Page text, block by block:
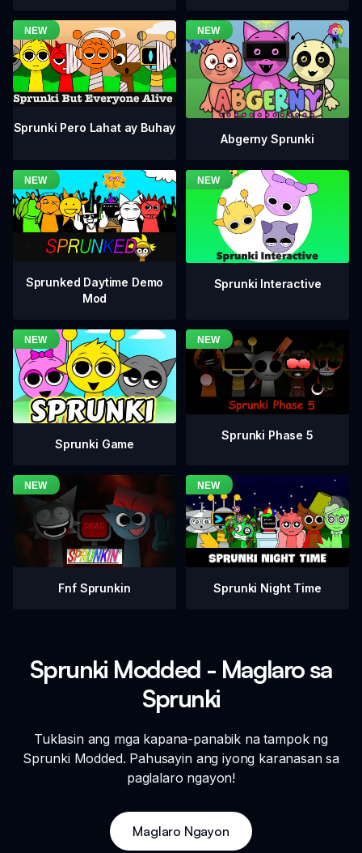
Sprunki Pero Lahat ay Buhay
Abgerny Sprunki
Sprunked Daytime Demo
Mod
Sprunki Interactive
Sprunki Game
Sprunki Phase 5
Fnf Sprunkin Sprunki Night Time
Sprunki Modded - Maglaro sa
Sprunki
Tuklasin ang mga kapana-panabik na tampok ng
Sprunki Modded. Pahusayin ang iyong karanasan sa
paglalaro ngayon!
Maglaro Ngayon